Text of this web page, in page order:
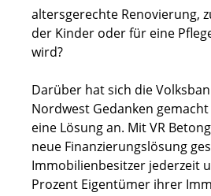
altersgerechte Renovierung,
der Kinder oder für eine
wird?
Darüber hat sich die
Nordwest Gedanken
eine Lösung an. Mit VR
neue Finanzierungslösung
Immobilienbesitzer jederzeit
Prozent Eigentümer ihrer